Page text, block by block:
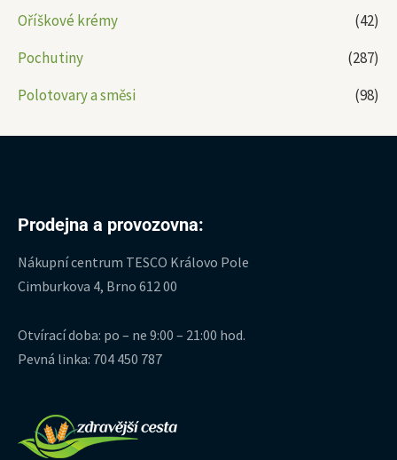
Oříškové krémy
(42)
Pochutiny
(287)
Polotovary a směsi
(98)
Prodejna a provozovna:
Nákupní centrum TESCO Královo Pole
Cimburkova 4, Brno 612 00
Otvírací doba: po – ne 9:00 – 21:00 hod.
Pevná linka: 704 450 787